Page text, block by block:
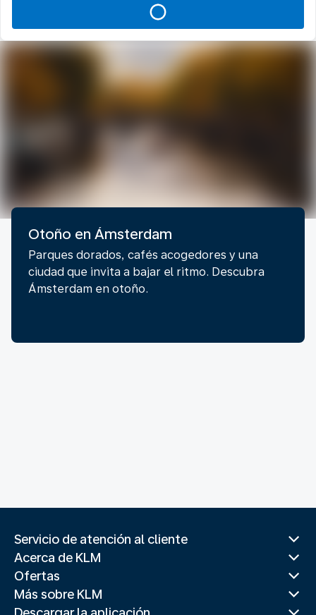
Otoño en Ámsterdam
Parques dorados, cafés acogedores y una
ciudad que invita a bajar el ritmo. Descubra
Ámsterdam en otoño.
Servicio de atención al cliente
Acerca de KLM
Ofertas
Más sobre KLM